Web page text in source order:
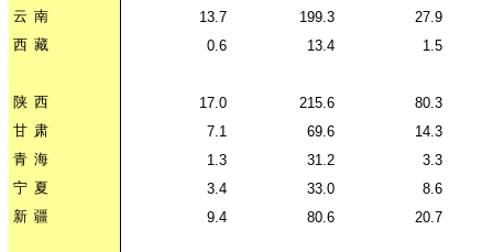
云 南 13.7 199.3
27.9
西 藏 0.6 13.4 1.5
陕 西 17.0 215.6
80.3
甘 肃 7.1 69.6
14.3
青 海 1.3 31.2
3.3
宁 夏 3.4 33.0
8.6
新 疆 9.4 80.6 20.7